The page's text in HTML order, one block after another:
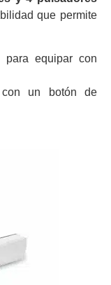
que permite
para equipar con
con un botón de